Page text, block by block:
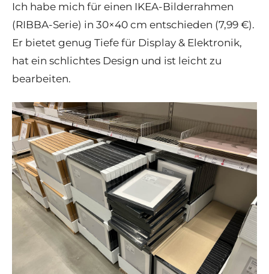
Ich habe mich für einen IKEA-Bilderrahmen
(RIBBA-Serie) in 30×40 cm entschieden (7,99 €).
Er bietet genug Tiefe für Display & Elektronik,
hat ein schlichtes Design und ist leicht zu
bearbeiten.